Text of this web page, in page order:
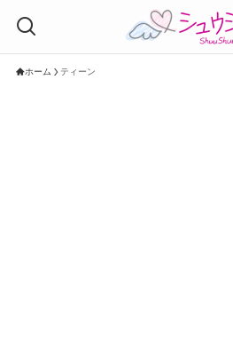
ホーム ティーン